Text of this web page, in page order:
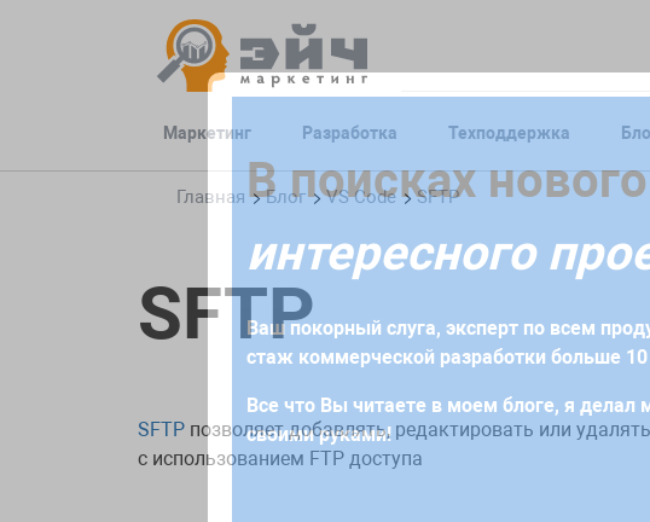
Маркетинг Разработка Техподдержка
Главная Блог VS Code SFTP
SFTP
SFTP позволяет добавлять, редактировать или
с использованием FTP доступа
Заполните форму
Для начала сотрудничества необходимо
получите коммерческое предложение,
требований и поставленных задач
В поисках нового
интересного
Ваш покорный слуга, эксперт по всем
стаж коммерческой разработки больше 10
Все что Вы читаете в моем блоге, я делал
своими руками!